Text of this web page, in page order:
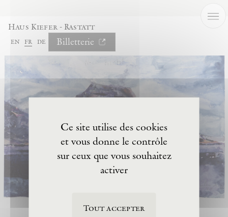
Haus Kiefer - Rastatt
en fr de Billetterie
Ce site utilise des cookies
et vous donne le contrôle
sur ceux que vous souhaitez
activer
Tout accepter